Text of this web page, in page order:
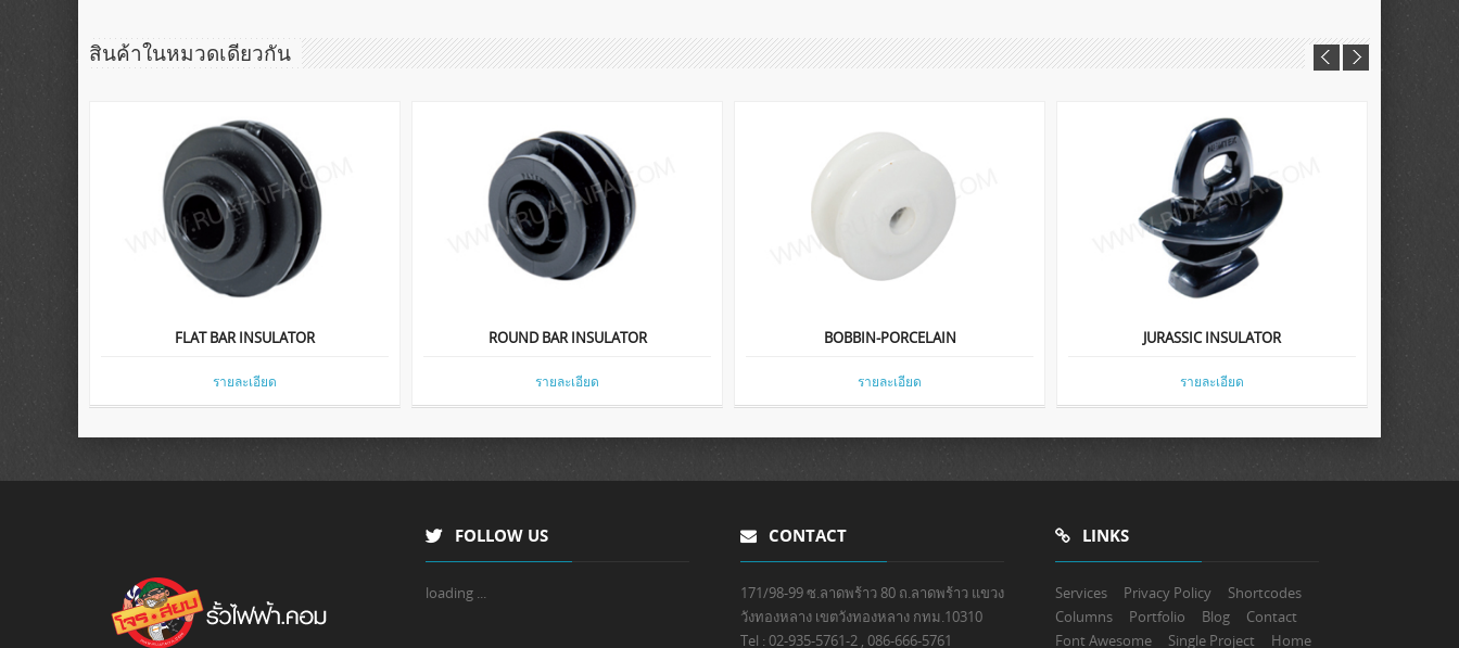
สินค้าในหมวดเดียวกัน
FLAT BAR INSULATOR
รายละเอียด
ROUND BAR INSULATOR
รายละเอียด
BOBBIN-PORCELAIN
รายละเอียด
JURASSIC INSULATOR
รายละเอียด
FOLLOW US
loading ...
CONTACT
171/98-99 ซ.ลาดพร้าว 80 ถ.ลาดพร้าว แขวง
วังทองหลาง เขตวังทองหลาง กทม.10310
Tel : 02-935-5761-2 , 086-666-5761
LINKS
Services Privacy Policy
Shortcodes
Columns
Portfolio Blog
Contact
Font Awesome
Single Project Home